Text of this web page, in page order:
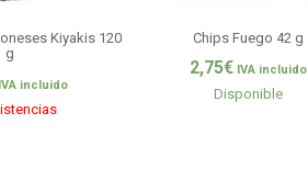
Kiyakis 120
g
IVA incluido
Chips Fuego 42 g
2,75€ IVA incluido
Disponible